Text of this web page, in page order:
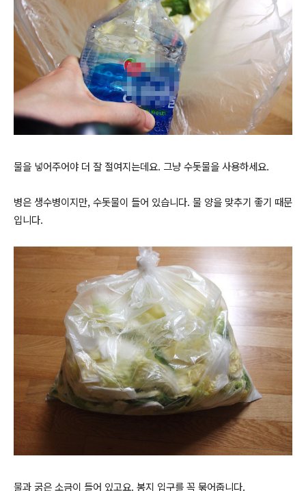
물을 넣어주어야 더 잘 절여지는데요. 그냥 수돗물을 사용하세요.
병은 생수병이지만, 수돗물이 들어 있습니다. 물 양을 맞추기 좋기 때문
입니다.
물과 굵은 소금이 들어 있고요. 봉지 입구를 꼭 묶어줍니다.